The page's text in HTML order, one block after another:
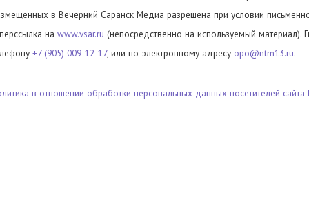
в Вечерний Саранск Медиа разрешена при условии
на www.vsar.ru (непосредственно на используемый материал).
+7 (905) 009-12-17, или по электронному адресу opo@ntm13.ru.
в отношении обработки персональных данных посетителей